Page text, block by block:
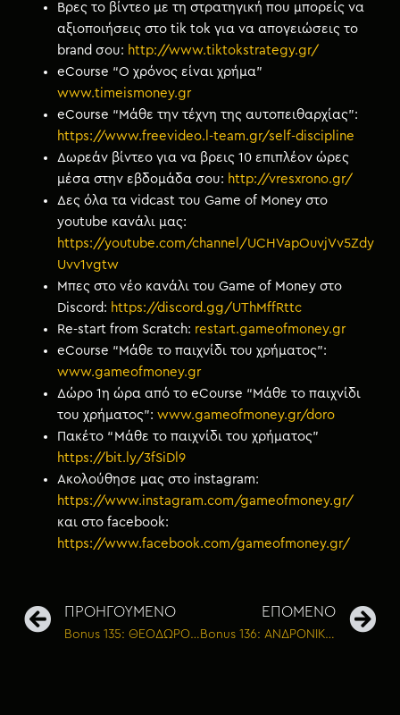
Βρες το βίντεο με τη στρατηγική που μπορείς να
αξιοποιήσεις στο tik tok για να απογειώσεις το
brand σου: http://www.tiktokstrategy.gr/
eCourse “Ο χρόνος είναι χρήμα”
www.timeismoney.gr
eCourse “Μάθε την τέχνη της αυτοπειθαρχίας”:
https://www.freevideo.l-team.gr/self-discipline
Δωρεάν βίντεο για να βρεις 10 επιπλέον ώρες
μέσα στην εβδομάδα σου: http://vresxrono.gr/
Δες όλα τα vidcast του Game of Money στο
youtube κανάλι μας:
https://youtube.com/channel/UCHVapOuvjVv5Zdy
Uvv1vgtw
Μπες στο νέο κανάλι του Game of Money στο
Discord: https://discord.gg/UThMffRttc
Re-start from Scratch: restart.gameofmoney.gr
eCourse “Μάθε το παιχνίδι του χρήματος”:
www.gameofmoney.gr
Δώρο 1η ώρα από το eCourse “Μάθε το παιχνίδι
του χρήματος”:www.gameofmoney.gr/doro
Πακέτο “Μάθε το παιχνίδι του χρήματος”
https://bit.ly/3fSiDl9
Ακολούθησε μας στο instagram:
https://www.instagram.com/gameofmoney.gr/
και στο facebook:
https://www.facebook.com/gameofmoney.gr/
ΠΡΟΗΓΟΥΜΕΝΟ
Bonus 135: ΘΕΟΔΩΡΟΣ ΚΡΙΝΤΑΣ – Οι 5+1 αρχές για την επιτυχία μιας επιχείρησης
ΕΠΟΜΕΝΟ
Bonus 136: ΑΝΔΡΟΝΙΚΟΣ ΒΑΝΔΩΡΟΣ – Όταν δύο αδέρφια μοιράζονται τις ιστορίες τους μαζί